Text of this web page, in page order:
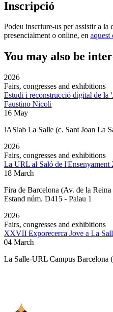
Inscripció
Podeu inscriure-us per assistir a la
presencialment o online, en aquest
You may also be
2026
Fairs, congresses and exhibitions
Estudi i reconstrucció digital de la
Faustino Nicoli
16 May
IASlab La Salle (c. Sant Joan La
2026
Fairs, congresses and exhibitions
La URL al Saló de l'Ensenyament
18 March
Fira de Barcelona (Av. de la
Estand núm. D415 - Palau 1
2026
Fairs, congresses and exhibitions
XXVII Exporecerca Jove a La
04 March
La Salle-URL Campus Barcelona